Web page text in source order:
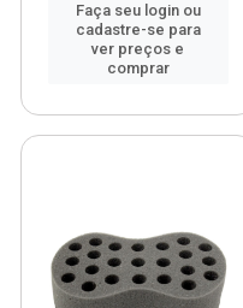
Faça seu login ou
cadastre-se para
ver preços e
comprar